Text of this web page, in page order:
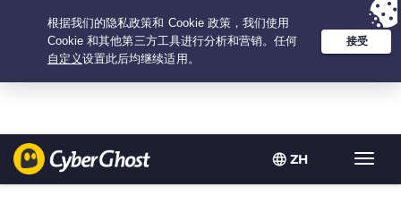
ZH
Your choice:The Best Dealfor 2.1666666666667-years at $2.19
/month